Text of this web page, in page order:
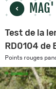
MAG'
Test de la
RD0104 de
Points rouges